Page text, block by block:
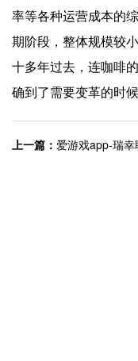
率等各种运营成本的
期阶段，整体规模较
十多年过去，连咖啡
确到了需要变革的时候
上一篇： 爱游戏app-瑞幸联名3.0：